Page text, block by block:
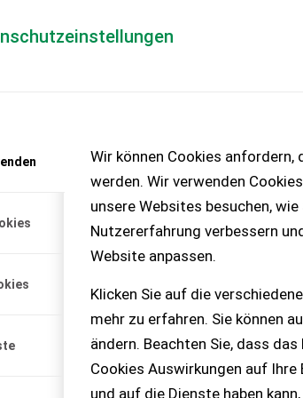
Wir können Cookies
werden. Wir verwenden
unsere Websites besuchen,
Nutzererfahrung verbessern
Website anpassen.
Klicken Sie auf die
mehr zu erfahren. Sie können
ändern. Beachten Sie, dass
Cookies Auswirkungen auf
und auf die Dienste haben
– KEINE
Rasentraktor mit
effizient: Der
macht Mähen auf